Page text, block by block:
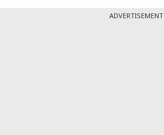
ADVERTISEMENT